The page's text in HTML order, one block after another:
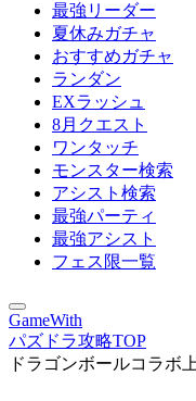
最強リーダー
夏休みガチャ
おすすめガチャ
ランダン
EXラッシュ
8月クエスト
ワンタッチ
モンスター検索
アシスト検索
最強パーティ
最強アシスト
フェス限一覧
GameWith
パズドラ攻略TOP
ドラゴンボールコラボ